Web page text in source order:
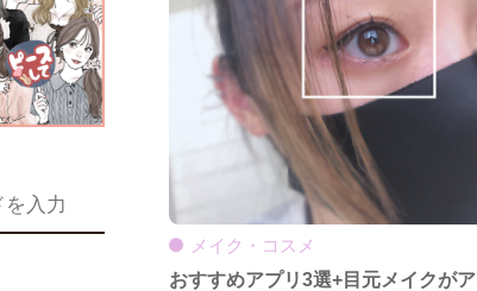
メイク・コスメ
おすすめアプリ3選+目元メイクがア